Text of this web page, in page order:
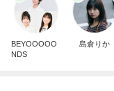
BEYOOOOO
NDS
島倉りか